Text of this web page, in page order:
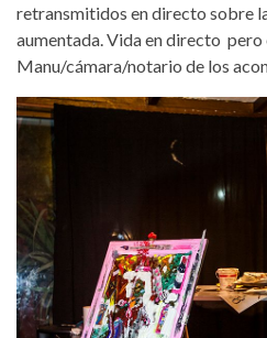
retransmitidos en directo sobre
aumentada. Vida en directo
Manu/cámara/notario de los